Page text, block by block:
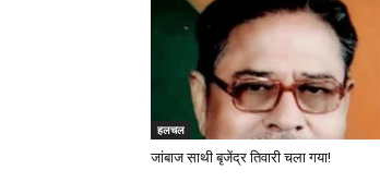
हलचल
जांबाज साथी बृजेंद्र तिवारी चला गया!